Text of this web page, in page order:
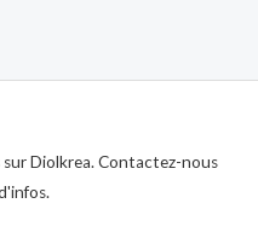
Diolkrea. Contactez-nous